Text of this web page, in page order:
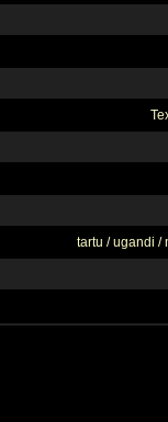
tartu / ugandi /